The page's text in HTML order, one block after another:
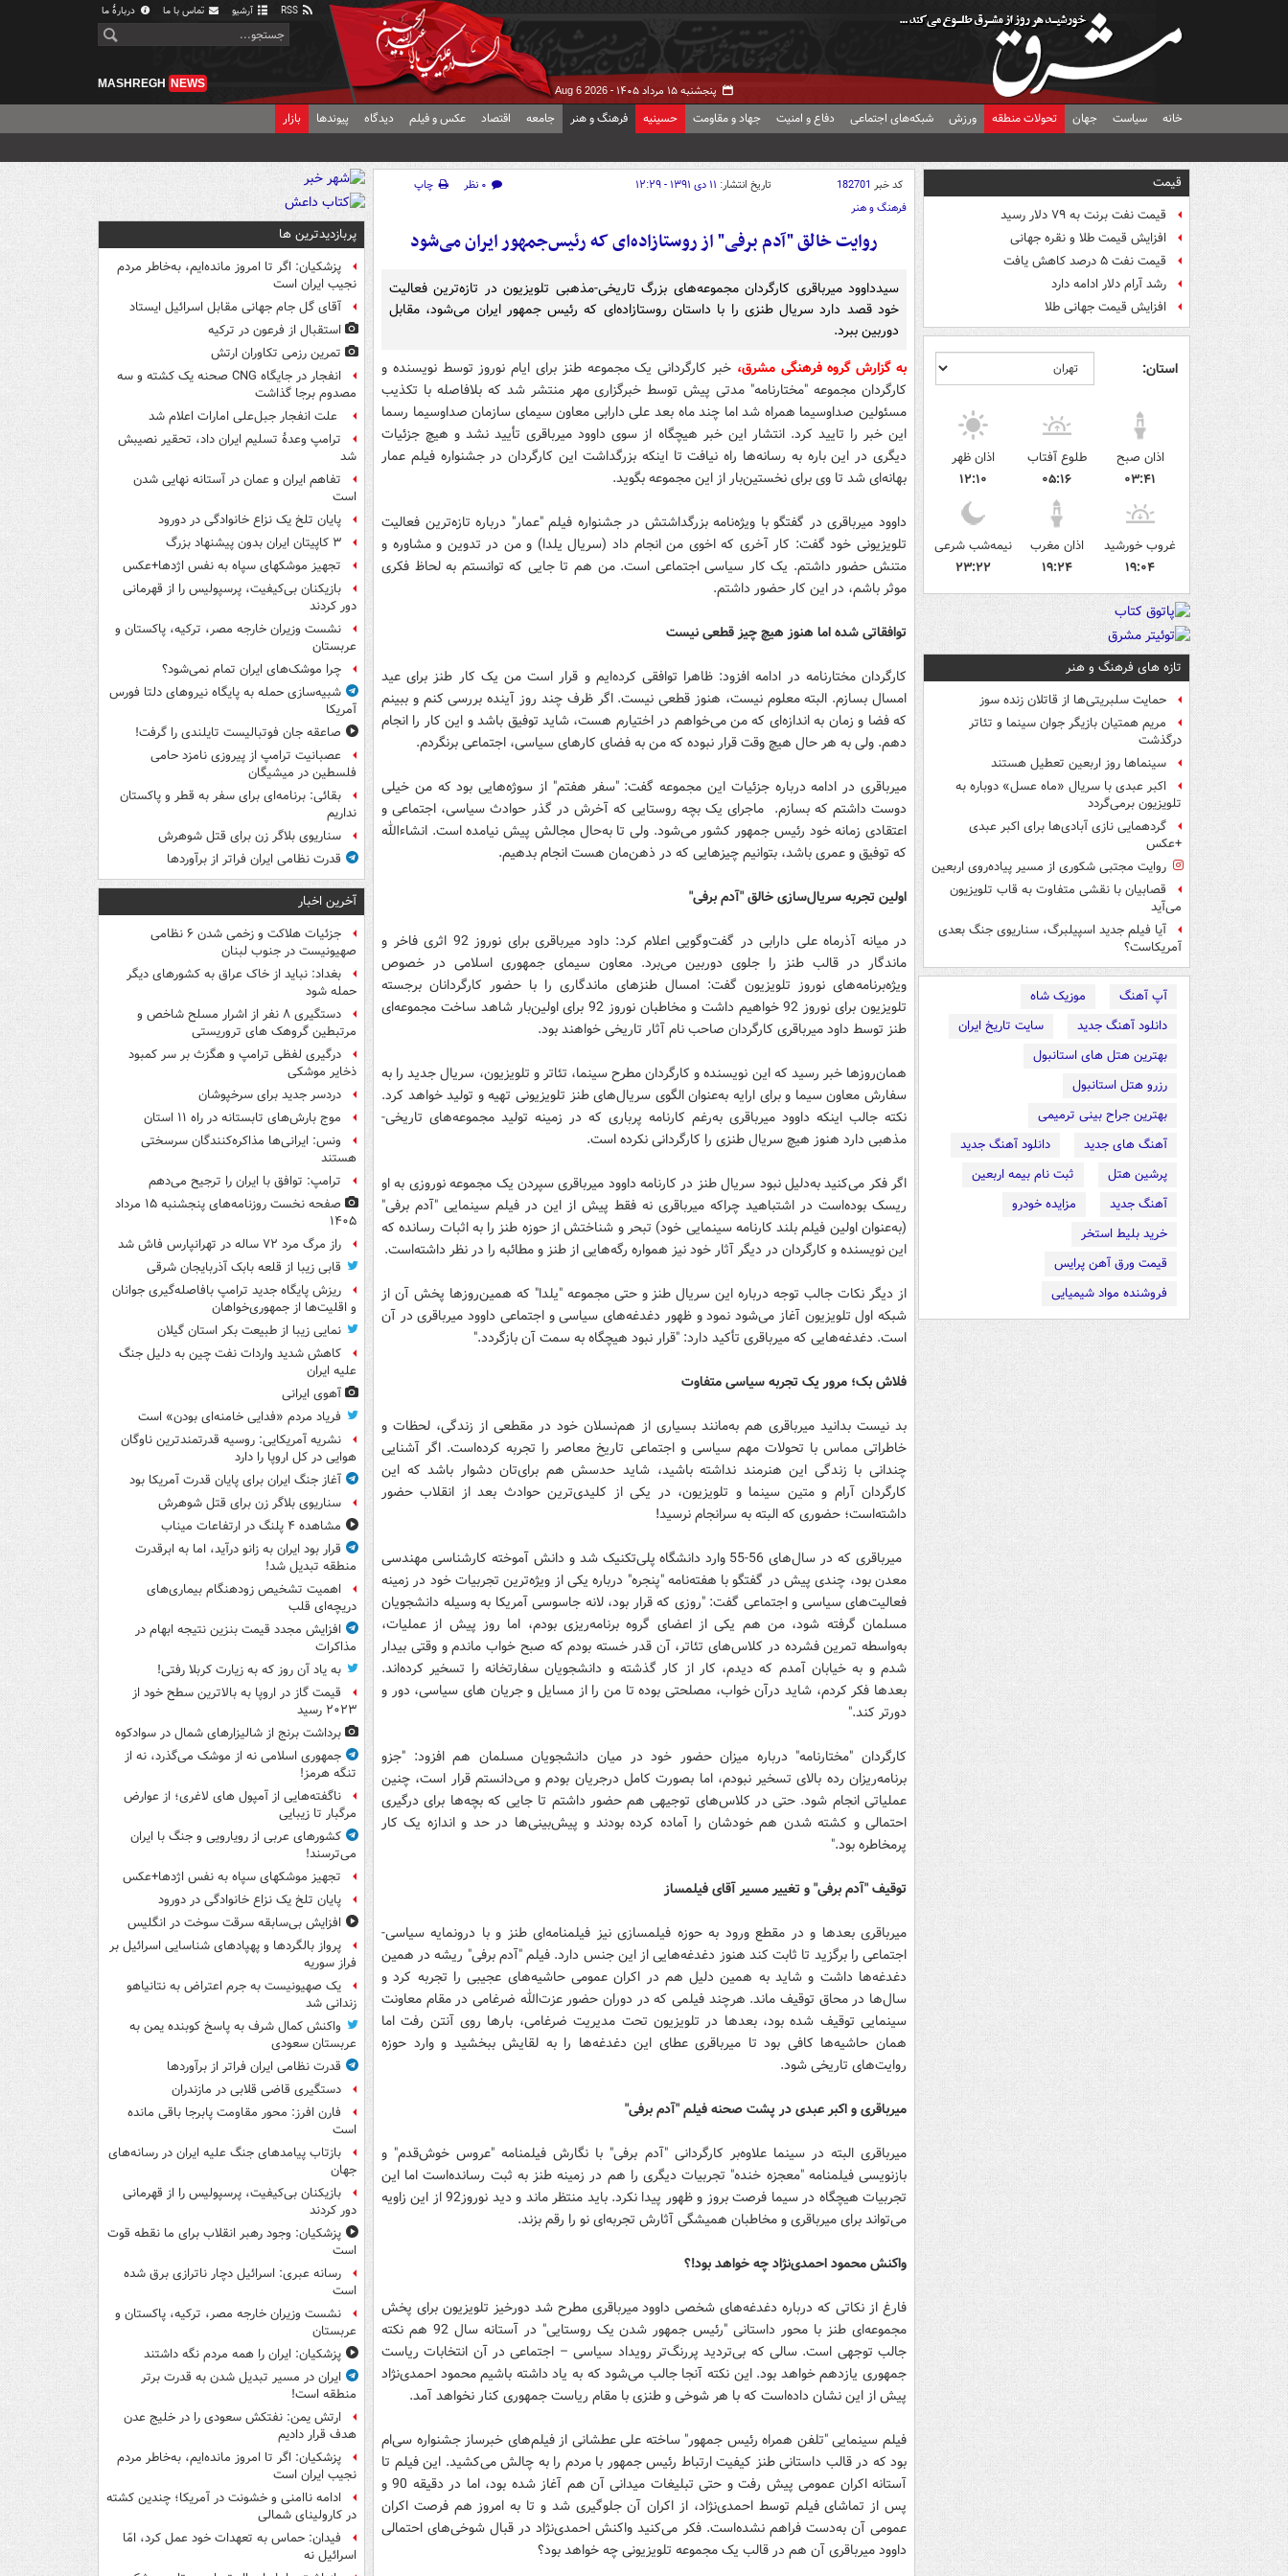
آرشیو تماس با ما دربارهٔ ما
پنجشنبه ۱۵ مرداد ۱۴۰۵ - Aug 6 2026
MASHREGH NEWS
خانه سیاست جهان تحولات منطقه ورزش شبکه‌های اجتماعی دفاع و امنیت جهاد و مقاومت حسینیه فرهنگ و هنر جامعه اقتصاد عکس و فیلم دیدگاه پیوندها بازار
قیمت
قیمت نفت برنت به ۷۹ دلار رسید
افزایش قیمت طلا و نقره جهانی
قیمت نفت ۵ درصد کاهش یافت
رشد آرام دلار ادامه دارد
افزایش قیمت جهانی طلا
استان:
اذان صبح
۰۳:۴۱
طلوع آفتاب
۰۵:۱۶
اذان ظهر
۱۲:۱۰
غروب خورشید
۱۹:۰۴
اذان مغرب
۱۹:۲۴
نیمه‌شب شرعی
۲۳:۲۲
تازه های فرهنگ و هنر
حمایت سلبریتی‌ها از قاتلان زنده سوز
مریم همتیان بازیگر جوان سینما و تئاتر
درگذشت
سینماها روز اربعین تعطیل هستند
اکبر عبدی با سریال «ماه عسل» دوباره به
تلویزیون برمی‌گردد
گردهمایی نازی آبادی‌ها برای اکبر عبدی
+عکس
روایت مجتبی شکوری از مسیر پیاده‌روی اربعین
قصابیان با نقشی متفاوت به قاب تلویزیون
می‌آید
آیا فیلم جدید اسپیلبرگ، سناریوی جنگ بعدی
آمریکاست؟
آپ آهنگ
موزیک شاه
دانلود آهنگ جدید
سایت تاریخ ایران
بهترین هتل های استانبول
رزرو هتل استانبول
بهترین جراح بینی ترمیمی
آهنگ های جدید
دانلود آهنگ جدید
پرشین هتل
ثبت نام بیمه اربعین
آهنگ جدید
مزایده خودرو
خرید بلیط استخر
قیمت ورق آهن پرایس
فروشنده مواد شیمیایی
کد خبر 182701 تاریخ انتشار: ۱۱ دی ۱۳۹۱ - ۱۲:۲۹ ۰ نظر
چاپ
فرهنگ و هنر
روایت خالق "آدم برفی" از روستازاده‌ای که رئیس‌جمهور ایران می‌شود
سیدداوود میرباقری کارگردان مجموعه‌های بزرگ تاریخی-مذهبی تلویزیون در تازه‌ترین فعالیت
خود قصد دارد سریال طنزی را با داستان روستازاده‌ای که رئیس جمهور ایران می‌شود، مقابل
دوربین ببرد.
به گزارش گروه فرهنگی مشرق، خبر کارگردانی یک مجموعه طنز برای ایام نوروز توسط نویسنده و
کارگردان مجموعه "مختارنامه" مدتی پیش توسط خبرگزاری مهر منتشر شد که بلافاصله با تکذیب
مسئولین صداوسیما همراه شد اما چند ماه بعد علی دارابی معاون سیمای سازمان صداوسیما رسما
این خبر را تایید کرد. انتشار این خبر هیچگاه از سوی داوود میرباقری تأیید نشد و هیچ جزئیات
دیگری در این باره به رسانه‌ها راه نیافت تا اینکه بزرگداشت این کارگردان در جشنواره فیلم عمار
بهانه‌ای شد تا وی برای نخستین‌بار از این مجموعه بگوید.
داوود میرباقری در گفتگو با ویژه‌نامه بزرگداشتش در جشنواره فیلم "عمار" درباره تازه‌ترین فعالیت
تلویزیونی خود گفت: کار آخری که اخوی من انجام داد (سریال یلدا) و من در تدوین و مشاوره و
متنش حضور داشتم. یک کار سیاسی اجتماعی است. من هم تا جایی که توانستم به لحاظ فکری
موثر باشم، در این کار حضور داشتم.
توافقاتی شده اما هنوز هیچ چیز قطعی نیست
کارگردان مختارنامه در ادامه افزود: ظاهرا توافقی کرده‌ایم و قرار است من یک کار طنز برای عید
امسال بسازم. البته معلوم نیست، هنوز قطعی نیست. اگر ظرف چند روز آینده بررسی کنم و ببینم
که فضا و زمان به اندازه‌ای که من می‌خواهم در اختیارم هست، شاید توفیق باشد و این کار را انجام
دهم. ولی به هر حال هیچ وقت قرار نبوده که من به فضای کارهای سیاسی، اجتماعی برنگردم.
میرباقری در ادامه درباره جزئیات این مجموعه گفت: "سفر هفتم" از سوژه‌هایی بود که من خیلی
دوست داشتم که بسازم. ماجرای یک بچه روستایی که آخرش در گذر حوادث سیاسی، اجتماعی و
اعتقادی زمانه خود رئیس جمهور کشور می‌شود. ولی تا به‌حال مجالش پیش نیامده است. انشاء‌الله
که توفیق و عمری باشد، بتوانیم چیزهایی که در ذهن‌مان هست انجام بدهیم.
اولین تجربه سریال‌سازی خالق "آدم برفی"
در میانه آذرماه علی دارابی در گفت‌وگویی اعلام کرد: داود میرباقری برای نوروز 92 اثری فاخر و
ماندگار در قالب طنز را جلوی دوربین می‌برد. معاون سیمای جمهوری اسلامی در خصوص
ویژه‌برنامه‌های نوروز تلویزیون گفت: امسال طنزهای ماندگاری را با حضور کارگردانان برجسته
تلویزیون برای نوروز 92 خواهیم داشت و مخاطبان نوروز 92 برای اولین‌بار شاهد ساخت مجموعه‌ای
طنز توسط داود میرباقری کارگردان صاحب نام آثار تاریخی خواهند بود.
همان‌روزها خبر رسید که این نویسنده و کارگردان مطرح سینما، تئاتر و تلویزیون، سریال جدید را به
سفارش معاون سیما و برای ارایه به‌عنوان الگوی سریال‌های طنز تلویزیونی تهیه و تولید خواهد کرد.
نکته جالب اینکه داوود میرباقری به‌رغم کارنامه پرباری که در زمینه تولید مجموعه‌های تاریخی-
مذهبی دارد هنوز هیچ سریال طنزی را کارگردانی نکرده است.
اگر فکر می‌کنید به‌دلیل نبود سریال طنز در کارنامه داوود میرباقری سپردن یک مجموعه نوروزی به او
ریسک بوده‌است در اشتباهید چراکه میرباقری نه فقط پیش از این در فیلم سینمایی "آدم برفی"
(به‌عنوان اولین فیلم بلند کارنامه سینمایی خود) تبحر و شناختش از حوزه طنز را به اثبات رسانده که
این نویسنده و کارگردان در دیگر آثار خود نیز همواره رگه‌هایی از طنز و مطائبه را در نظر داشته‌است.
از دیگر نکات جالب توجه درباره این سریال طنز و حتی مجموعه "یلدا" که همین‌روزها پخش آن از
شبکه اول تلویزیون آغاز می‌شود نمود و ظهور دغدغه‌های سیاسی و اجتماعی داوود میرباقری در آن
است. دغدغه‌هایی که میرباقری تأکید دارد: "قرار نبود هیچگاه به سمت آن بازگردد."
فلاش بک؛ مرور یک تجربه سیاسی متفاوت
بد نیست بدانید میرباقری هم به‌مانند بسیاری از هم‌نسلان خود در مقطعی از زندگی، لحظات و
خاطراتی مماس با تحولات مهم سیاسی و اجتماعی تاریخ معاصر را تجربه کرده‌است. اگر آشنایی
چندانی با زندگی این هنرمند نداشته باشید، شاید حدسش هم برای‌تان دشوار باشد که این
کارگردان آرام و متین سینما و تلویزیون، در یکی از کلیدی‌ترین حوادث بعد از انقلاب حضور
داشته‌است؛ حضوری که البته به سرانجام نرسید!
میرباقری که در سال‌های 56-55 وارد دانشگاه پلی‌تکنیک شد و دانش آموخته کارشناسی مهندسی
معدن بود، چندی پیش در گفتگو با هفته‌نامه "پنجره" درباره یکی از ویژه‌ترین تجربیات خود در زمینه
فعالیت‌های سیاسی و اجتماعی گفت: "روزی که قرار بود، لانه جاسوسی آمریکا به وسیله دانشجویان
مسلمان گرفته شود، من هم یکی از اعضای گروه برنامه‌ریزی بودم، اما روز پیش از عملیات،
به‌واسطه تمرین فشرده در کلاس‌های تئاتر، آن قدر خسته بودم که صبح خواب ماندم و وقتی بیدار
شدم و به خیابان آمدم که دیدم، کار از کار گذشته و دانشجویان سفارتخانه را تسخیر کرده‌اند.
بعدها فکر کردم، شاید درآن خواب، مصلحتی بوده تا من را از مسایل و جریان های سیاسی، دور و
دورتر کند."
کارگردان "مختارنامه" درباره میزان حضور خود در میان دانشجویان مسلمان هم افزود: "جزو
برنامه‌ریزان رده بالای تسخیر نبودم، اما بصورت کامل درجریان بودم و می‌دانستم قرار است، چنین
عملیاتی انجام شود. حتی در کلاس‌های توجیهی هم حضور داشتم تا جایی که بچه‌ها برای درگیری
احتمالی و کشته شدن هم خودشان را آماده کرده بودند و پیش‌بینی‌ها در حد و اندازه یک کار
پرمخاطره بود."
توقیف "آدم‌ برفی" و تغییر مسیر آقای فیلمساز
میرباقری بعدها و در مقطع ورود به حوزه فیلمسازی نیز فیلمنامه‌ای طنز و با درونمایه سیاسی-
اجتماعی را برگزید تا ثابت کند هنوز دغدغه‌هایی از این جنس دارد. فیلم "آدم برفی" ریشه در همین
دغدغه‌ها داشت و شاید به همین دلیل هم در اکران عمومی حاشیه‌های عجیبی را تجربه کرد و
سال‌ها در محاق توقیف ماند. هرچند فیلمی که در دوران حضور عزت‌الله ضرغامی در مقام معاونت
سینمایی توقیف شده بود، بعدها در تلویزیون تحت مدیریت ضرغامی، بارها روی آنتن رفت اما
همان حاشیه‌ها کافی بود تا میرباقری عطای این دغدغه‌ها را به لقایش ببخشید و وارد حوزه
روایت‌های تاریخی شود.
میرباقری و اکبر عبدی در پشت صحنه فیلم "آدم برفی"
میرباقری البته در سینما علاوه‌بر کارگردانی "آدم برفی" با نگارش فیلمنامه‌ "عروس خوش‌قدم" و
بازنویسی فیلمنامه "معجزه خنده" تجربیات دیگری را هم در زمینه طنز به ثبت رسانده‌است اما این
تجربیات هیچگاه در سیما فرصت بروز و ظهور پیدا نکرد. باید منتظر ماند و دید نوروز92 از این زاویه
می‌تواند برای میرباقری و مخاطبان همیشگی آثارش تجربه‌ای نو را رقم بزند.
واکنش محمود احمدی‌نژاد چه خواهد بود!؟
فارغ از نکاتی که درباره دغدغه‌های شخصی داوود میرباقری مطرح شد دورخیز تلویزیون برای پخش
مجموعه‌ای طنز با محور داستانی "رئیس جمهور شدن یک روستایی" در آستانه سال 92 هم نکته
جالب توجهی است. سالی که بی‌تردید پررنگ‌تر رویداد سیاسی – اجتماعی در‌ آن انتخابات ریاست
جمهوری یازدهم خواهد بود. این نکته آنجا جالب می‌شود که به یاد داشته باشیم محمود احمدی‌نژاد
پیش از این نشان داده‌است که با هر شوخی و طنزی با مقام ریاست جمهوری کنار نخواهد آمد.
فیلم سینمایی‌ "تلفن همراه رئیس جمهور" ساخته علی عطشانی از فیلم‌های خبرساز جشنواره سی‌ام
بود که در قالب داستانی طنز کیفیت ارتباط رئیس جمهور با مردم را به چالش می‌کشید. این فیلم تا
آستانه اکران عمومی پیش رفت و حتی تبلیغات میدانی آن هم آغاز شده بود، اما در دقیقه 90 و
پس از تماشای فیلم توسط احمدی‌نژاد، از اکران آن جلوگیری شد و تا به امروز هم فرصت اکران
عمومی آن به‌دست فراهم نشده‌است. فکر می‌کنید واکنش احمدی‌نژاد در قبال شوخی‌های احتمالی
داوود میرباقری آن هم در قالب یک مجموعه تلویزیونی چه خواهد بود؟
پربازدیدترین ها
پزشکیان: اگر تا امروز مانده‌ایم، به‌خاطر مردم
نجیب ایران است
آقای گل جام جهانی مقابل اسرائیل ایستاد
استقبال از فرعون در ترکیه
تمرین رزمی تکاوران ارتش
انفجار در جایگاه CNG صحنه یک کشته و سه
مصدوم برجا گذاشت
علت انفجار جبل‌علی امارات اعلام شد
ترامپ وعدۀ تسلیم ایران داد، تحقیر نصیبش
شد
تفاهم ایران و عمان در آستانه نهایی شدن
است
پایان تلخ یک نزاع خانوادگی در دورود
۳ کاپیتان ایران بدون پیشنهاد بزرگ
تجهیز موشکهای سپاه به نفس اژدها+عکس
بازیکنان بی‌کیفیت، پرسپولیس را از قهرمانی
دور کردند
نشست وزیران خارجه مصر، ترکیه، پاکستان و
عربستان
چرا موشک‌های ایران تمام نمی‌شود؟
شبیه‌سازی حمله به پایگاه نیروهای دلتا فورس
آمریکا
صاعقه جان فوتبالیست تایلندی را گرفت!
عصبانیت ترامپ از پیروزی نامزد حامی
فلسطین در میشیگان
بقائی: برنامه‌ای برای سفر به قطر و پاکستان
نداریم
سناریوی بلاگر زن برای قتل شوهرش
قدرت نظامی ایران فراتر از برآوردها
آخرین اخبار
جزئیات هلاکت و زخمی شدن ۶ نظامی
صهیونیست در جنوب لبنان
بغداد: نباید از خاک عراق به کشورهای دیگر
حمله شود
دستگیری ۸ نفر از اشرار مسلح شاخص و
مرتبطین گروهک های تروریستی
درگیری لفظی ترامپ و هگزث بر سر کمبود
ذخایر موشکی
دردسر جدید برای سرخپوشان
موج بارش‌های تابستانه در راه ۱۱ استان
ونس: ایرانی‌ها مذاکره‌کنندگان سرسختی
هستند
ترامپ: توافق با ایران را ترجیح می‌دهم
صفحه نخست روزنامه‌های پنجشنبه ۱۵ مرداد
۱۴۰۵
راز مرگ مرد ۷۲ ساله در تهرانپارس فاش شد
قابی زیبا از قلعه بابک آذربایجان شرقی
ریزش پایگاه جدید ترامپ بافاصله‌گیری جوانان
و اقلیت‌ها از جمهوری‌خواهان
نمایی زیبا از طبیعت بکر استان گیلان
کاهش شدید واردات نفت چین به دلیل جنگ
علیه ایران
آهوی ایرانی
فریاد مردم «فدایی خامنه‌ای بودن» است
نشریه آمریکایی: روسیه قدرتمندترین ناوگان
هوایی در کل اروپا را دارد
آغاز جنگ ایران برای پایان قدرت آمریکا بود
سناریوی بلاگر زن برای قتل شوهرش
مشاهده ۴ پلنگ در ارتفاعات میناب
قرار بود ایران به زانو درآید، اما به ابرقدرت
منطقه تبدیل شد!
اهمیت تشخیص زودهنگام بیماری‌های
دریچه‌ای قلب
افزایش مجدد قیمت بنزین نتیجه ابهام در
مذاکرات
به یاد آن روز که به زیارت کربلا رفتی!
قیمت گاز در اروپا به بالاترین سطح خود از
۲۰۲۳ رسید
برداشت برنج از شالیزارهای شمال در سوادکوه
جمهوری اسلامی نه از موشک می‌گذرد، نه از
تنگه هرمز!
ناگفته‌هایی از آمپول های لاغری؛ از عوارض
مرگبار تا زیبایی
کشورهای عربی از رویارویی و جنگ با ایران
می‌ترسند!
تجهیز موشکهای سپاه به نفس اژدها+عکس
پایان تلخ یک نزاع خانوادگی در دورود
افزایش بی‌سابقه سرقت سوخت در انگلیس
پرواز بالگردها و پهپادهای شناسایی اسرائیل بر
فراز سوریه
یک صهیونیست به جرم اعتراض به نتانیاهو
زندانی شد
واکنش کمال شرف به پاسخ کوبنده یمن به
عربستان سعودی
قدرت نظامی ایران فراتر از برآوردها
دستگیری قاضی قلابی در مازندران
فارن افرز: محور مقاومت پابرجا باقی مانده
است
بازتاب پیامدهای جنگ علیه ایران در رسانه‌های
جهان
بازیکنان بی‌کیفیت، پرسپولیس را از قهرمانی
دور کردند
پزشکیان: وجود رهبر انقلاب برای ما نقطه قوت
است
رسانه عبری: اسرائیل دچار ناترازی برق شده
است
نشست وزیران خارجه مصر، ترکیه، پاکستان و
عربستان
پزشکیان: ایران را همه مردم نگه داشتند
ایران در مسیر تبدیل شدن به قدرت برتر
منطقه است!
ارتش یمن: نفتکش سعودی را در خلیج عدن
هدف قرار دادیم
پزشکیان: اگر تا امروز مانده‌ایم، به‌خاطر مردم
نجیب ایران است
ادامه ناامنی و خشونت در آمریکا؛ چندین کشته
در کارولینای شمالی
فیدان: حماس به تعهدات خود عمل کرد، امّا
اسرائیل نه